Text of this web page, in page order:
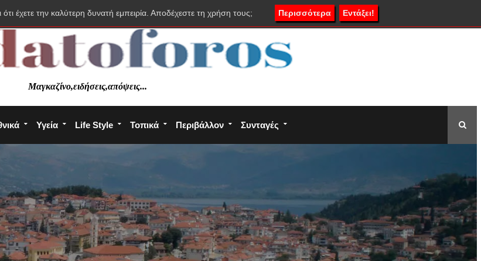
Μαγκαζίνο,ειδήσεις,απόψεις...
Υγεία Life Style Τοπικά Περιβάλλον Συνταγές
έχετε την καλύτερη δυνατή εμπειρία. Αποδέχεστε τη χρήση τους; Περισσότερα Εντάξει!